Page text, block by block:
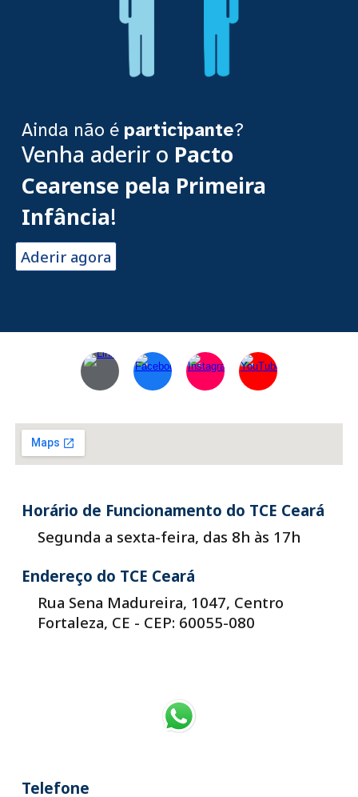
Ainda não é participante?
Venha aderir o Pacto
Cearense pela Primeira
Infância!
Aderir agora
Horário de Funcionamento do TCE Ceará
Segunda a sexta-feira, das 8h às 17h
Endereço do TCE Ceará
Rua Sena Madureira, 1047, Centro
Fortaleza, CE - CEP: 60055-080
Telefone